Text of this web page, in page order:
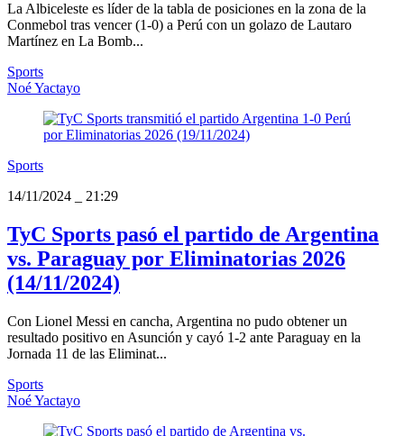
La Albiceleste es líder de la tabla de posiciones en la zona de la
Conmebol tras vencer (1-0) a Perú con un golazo de Lautaro
Martínez en La Bomb...
Sports
Noé Yactayo
Sports
14/11/2024
21:29
TyC Sports pasó el partido de Argentina
vs. Paraguay por Eliminatorias 2026
(14/11/2024)
Con Lionel Messi en cancha, Argentina no pudo obtener un
resultado positivo en Asunción y cayó 1-2 ante Paraguay en la
Jornada 11 de las Eliminat...
Sports
Noé Yactayo